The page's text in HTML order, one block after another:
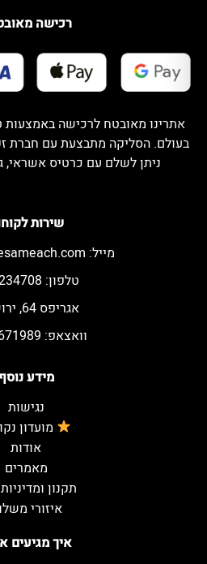
איך מגיעים
מידע נוסף
נגישות
מועדון
אודות
מאמרים
תקנון
איזורי
שירות
מייל:
טלפון: 02-6234708
אגריפס 64, ירושלים
וואצאפ: 054-5671989
רכישה
ניתן לשלם עם כרטיס אשראי,